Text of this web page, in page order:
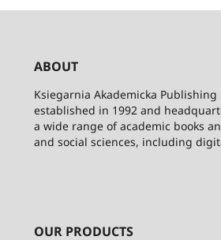
ABOUT
Ksiegarnia Akademicka
established in 1992 and
a wide range of academic books
and social sciences, including
OUR PRODUCTS